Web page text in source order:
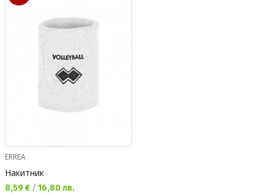
ERREA
Накитник
Текуща цена:
8,59 € / 16,80 лв.